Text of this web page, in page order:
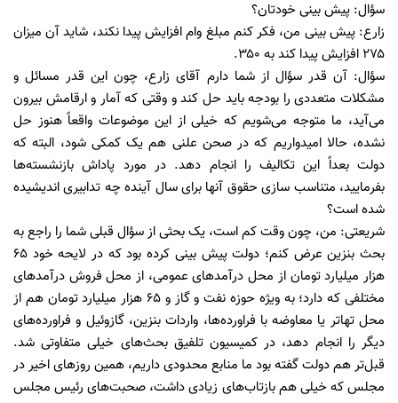
سؤال: پیش بینی خودتان؟
زارع: پیش بینی من، فکر کنم مبلغ وام افزایش پیدا نکند، شاید آن میزان
۲۷۵ افزایش پیدا کند به ۳۵۰.
سؤال: آن قدر سؤال از شما دارم آقای زارع، چون این قدر مسائل و
مشکلات متعددی را بودجه باید حل کند و وقتی که آمار و ارقامش بیرون
می‌آید، ما متوجه می‌شویم که خیلی از این موضوعات واقعاً هنوز حل
نشده، حالا امیدواریم که در صحن علنی هم یک کمکی شود، البته که
دولت بعداً این تکالیف را انجام دهد. در مورد پاداش بازنشسته‌ها
بفرمایید، متناسب سازی حقوق آنها برای سال آینده چه تدابیری اندیشیده
شده است؟
شریعتی: من، چون وقت کم است، یک بحثی از سؤال قبلی شما را راجع به
بحث بنزین عرض کنم؛ دولت پیش بینی کرده بود که در لایحه خود ۶۵
هزار میلیارد تومان از محل درآمد‌های عمومی، از محل فروش درآمد‌های
مختلفی که دارد؛ به ویژه حوزه نفت و گاز و ۶۵ هزار میلیارد تومان هم از
محل تهاتر یا معاوضه با فراورده‌ها، واردات بنزین، گازوئیل و فراورده‌های
دیگر را انجام دهد، در کمیسیون تلفیق بحث‌های خیلی متفاوتی شد.
قبل‌تر هم دولت گفته بود ما منابع محدودی داریم، همین روز‌های اخیر در
مجلس که خیلی هم بازتاب‌های زیادی داشت، صحبت‌های رئیس مجلس